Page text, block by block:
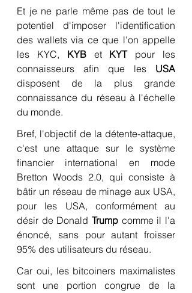
Et je ne parle même pas de tout le
potentiel d'imposer l'identification
des wallets via ce que l'on appelle
les KYC, KYB et KYT pour les
connaisseurs afin que les USA
disposent de la plus grande
connaissance du réseau à l'échelle
du monde.
Bref, l'objectif de la détente-attaque,
c'est une attaque sur le système
financier international en mode
Bretton Woods 2.0, qui consiste à
bâtir un réseau de minage aux USA,
pour les USA, conformément au
désir de Donald Trump comme il l'a
énoncé, sans pour autant froisser
95% des utilisateurs du réseau.
Car oui, les bitcoiners maximalistes
sont une portion congrue de la